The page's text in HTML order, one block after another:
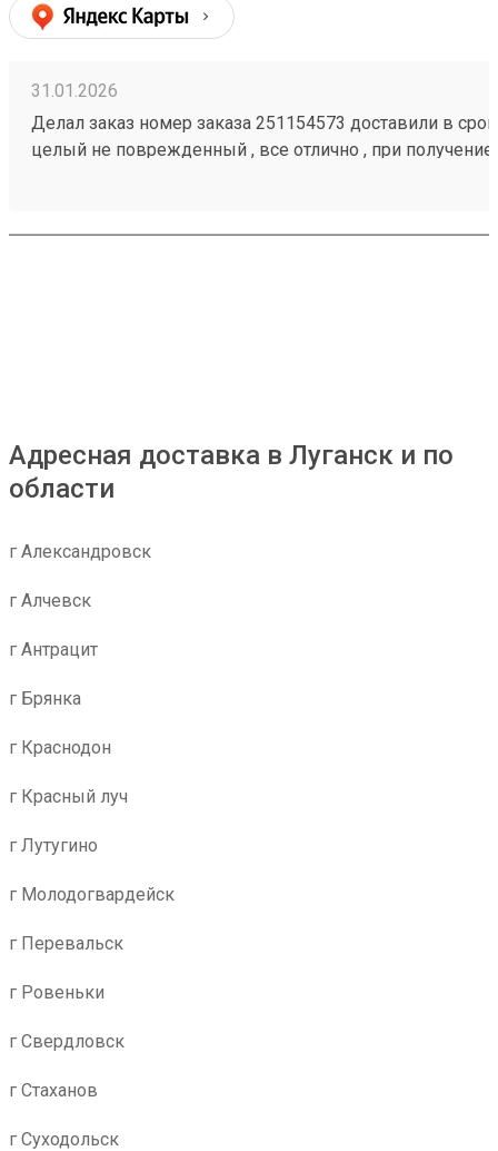
31.01.2026
Делал заказ номер заказа 251154573 доставили в
целый не поврежденный , все отлично , при
Адресная доставка в Луганск и по
области
г Александровск
г Алчевск
г Антрацит
г Брянка
г Краснодон
г Красный луч
г Лутугино
г Молодогвардейск
г Перевальск
г Ровеньки
г Свердловск
г Стаханов
г Суходольск